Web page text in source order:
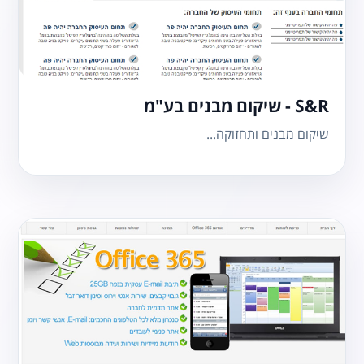
S&R - שיקום מבנים בע"מ
שיקום מבנים ותחזוקה...